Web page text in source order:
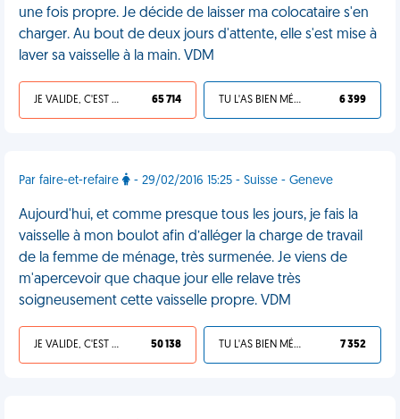
une fois propre. Je décide de laisser ma colocataire s'en
charger. Au bout de deux jours d'attente, elle s'est mise à
laver sa vaisselle à la main. VDM
JE VALIDE, C'EST UNE VDM 65 714 TU L'AS BIEN MÉRITÉ 6 399
Par faire-et-refaire - 29/02/2016 15:25 - Suisse - Geneve
Aujourd'hui, et comme presque tous les jours, je fais la
vaisselle à mon boulot afin d’alléger la charge de travail
de la femme de ménage, très surmenée. Je viens de
m'apercevoir que chaque jour elle relave très
soigneusement cette vaisselle propre. VDM
JE VALIDE, C'EST UNE VDM 50 138 TU L'AS BIEN MÉRITÉ 7 352